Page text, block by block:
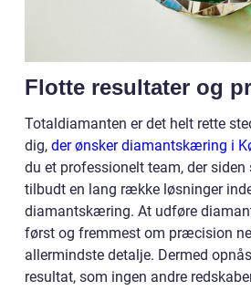
Flotte resultater og
Totaldiamanten er det helt rette
dig, der ønsker diamantskæring i
du et professionelt team, der
tilbudt en lang række løsninger
diamantskæring. At udføre
først og fremmest om præcision
allermindste detalje. Dermed
resultat, som ingen andre